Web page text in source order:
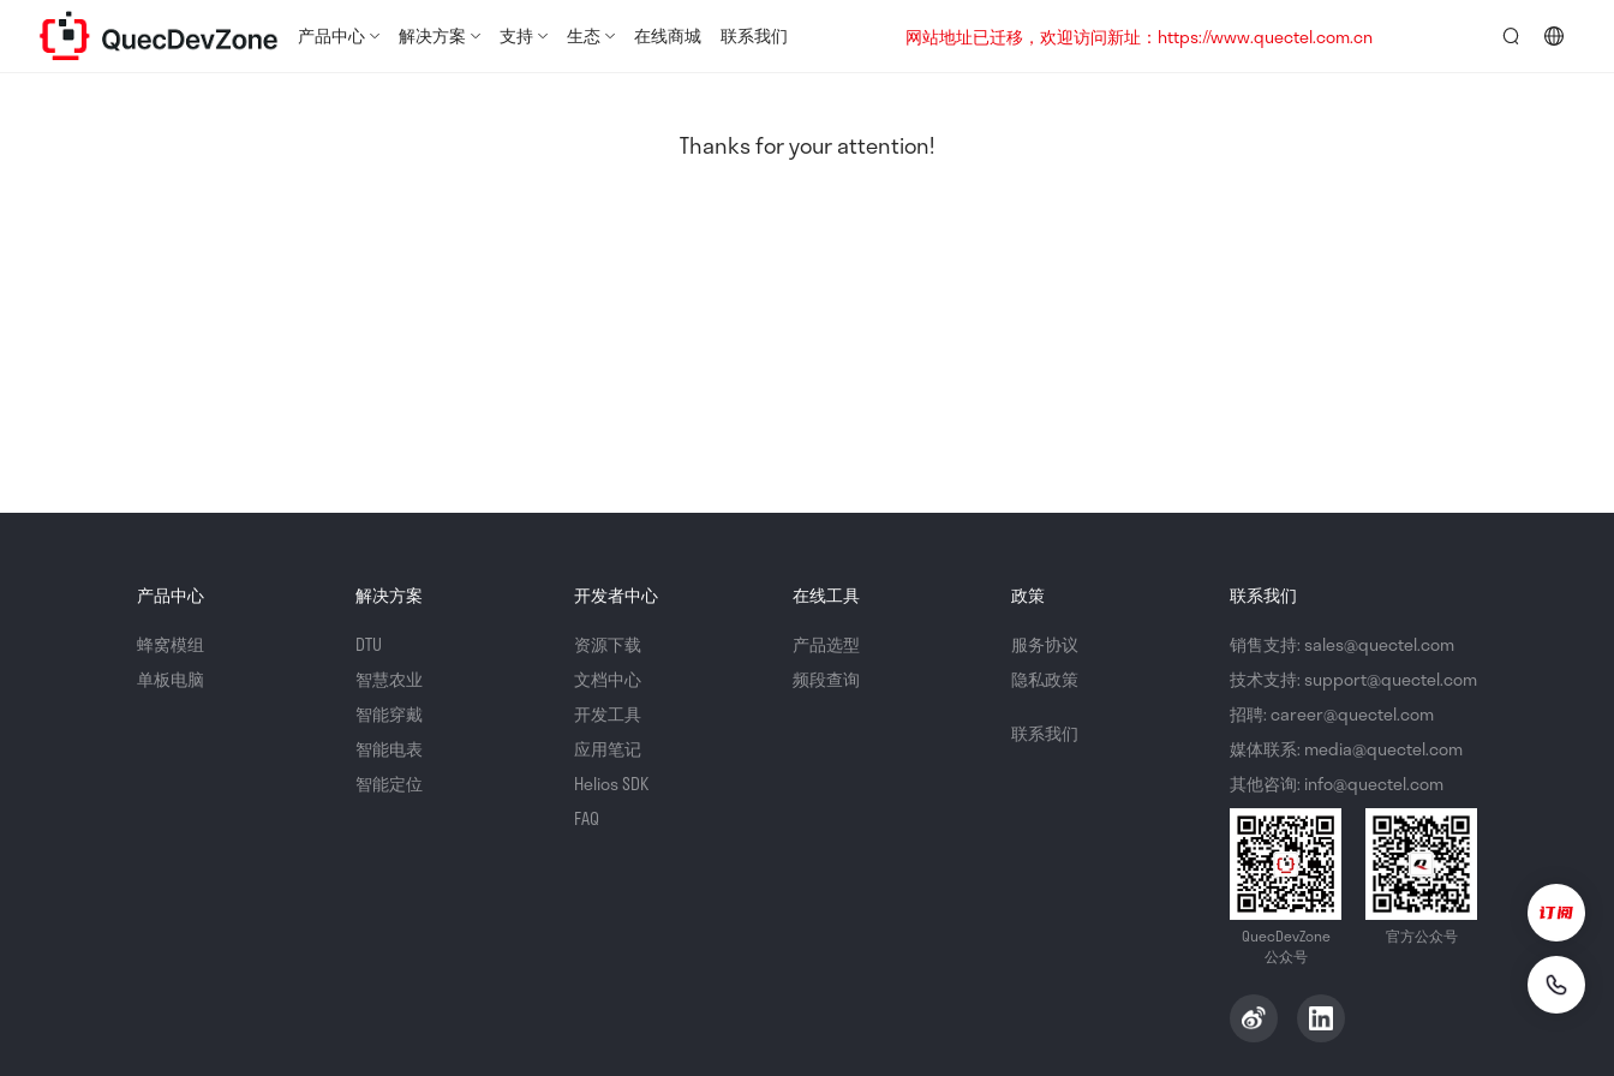
产品中心 解决方案 支持 生态 在线商城 联系我们
网站地址已迁移，欢迎访问新址：https://www.quectel.com.cn
Thanks for your attention!
产品中心
蜂窝模组
单板电脑
解决方案
DTU
智慧农业
智能穿戴
智能电表
智能定位
开发者中心
资源下载
文档中心
开发工具
应用笔记
Helios SDK
FAQ
在线工具
产品选型
频段查询
政策
服务协议
隐私政策
联系我们
联系我们
销售支持: sales@quectel.com
技术支持: support@quectel.com
招聘: career@quectel.com
媒体联系: media@quectel.com
其他咨询: info@quectel.com
QuecDevZone
公众号
官方公众号